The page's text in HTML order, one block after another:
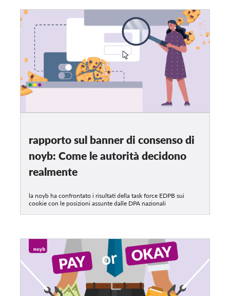
rapporto sul banner di consenso di
noyb: Come le autorità decidono
realmente
la noyb ha confrontato i risultati della task force EDPB sui
cookie con le posizioni assunte dalle DPA nazionali